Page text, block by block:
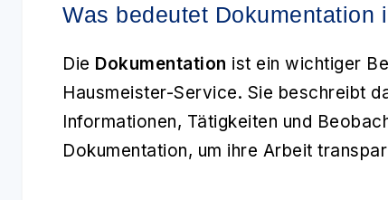
Was bedeutet Dokumentation
Die Dokumentation ist ein wichtiger
Hausmeister-Service. Sie beschreibt
Informationen, Tätigkeiten und
Dokumentation, um ihre Arbeit